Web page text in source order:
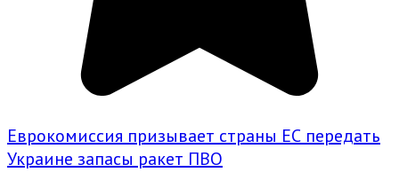
Еврокомиссия призывает страны ЕС передать
Украине запасы ракет ПВО